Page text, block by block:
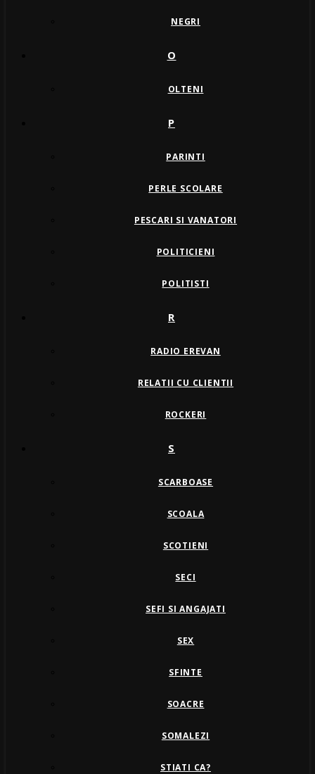
NEGRI
O
OLTENI
P
PARINTI
PERLE SCOLARE
PESCARI SI VANATORI
POLITICIENI
POLITISTI
R
RADIO EREVAN
RELATII CU CLIENTII
ROCKERI
S
SCARBOASE
SCOALA
SCOTIENI
SECI
SEFI SI ANGAJATI
SEX
SFINTE
SOACRE
SOMALEZI
STIATI CA?